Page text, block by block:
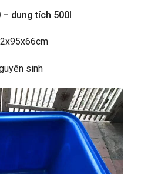
dung tích 500l
sinh